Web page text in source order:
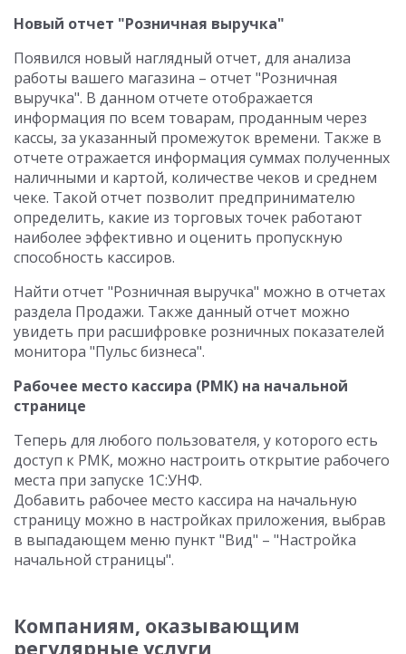
Новый отчет "Розничная выручка"
Появился новый наглядный отчет, для анализа
работы вашего магазина – отчет "Розничная
выручка". В данном отчете отображается
информация по всем товарам, проданным через
кассы, за указанный промежуток времени. Также в
отчете отражается информация суммах полученных
наличными и картой, количестве чеков и среднем
чеке. Такой отчет позволит предпринимателю
определить, какие из торговых точек работают
наиболее эффективно и оценить пропускную
способность кассиров.
Найти отчет "Розничная выручка" можно в отчетах
раздела Продажи. Также данный отчет можно
увидеть при расшифровке розничных показателей
монитора "Пульс бизнеса".
Рабочее место кассира (РМК) на начальной
странице
Теперь для любого пользователя, у которого есть
доступ к РМК, можно настроить открытие рабочего
места при запуске 1С:УНФ.
Добавить рабочее место кассира на начальную
страницу можно в настройках приложения, выбрав
в выпадающем меню пункт "Вид" – "Настройка
начальной страницы".
Компаниям, оказывающим
регулярные услуги